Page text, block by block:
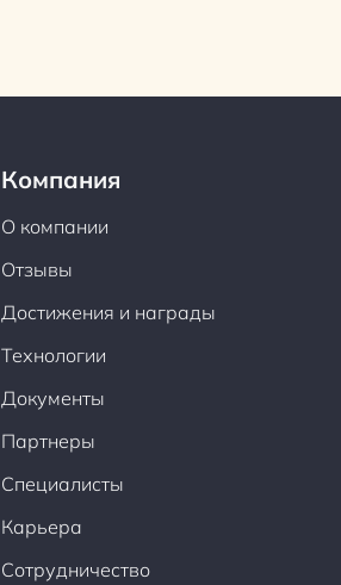
Компания
О компании
Отзывы
Достижения и награды
Технологии
Документы
Партнеры
Специалисты
Карьера
Сотрудничество